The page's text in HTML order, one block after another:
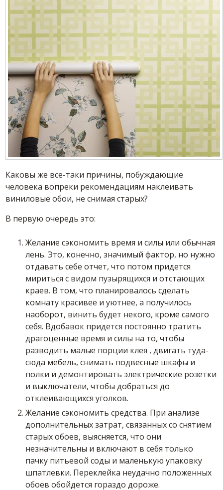
Каковы же все-таки причины, побуждающие
человека вопреки рекомендациям наклеивать
виниловыеобои, не снимая старых?
В первую очередь это:
Желание сэкономить время и силы или обычная
лень. Это, конечно, значимый фактор, но нужно
отдавать себе отчет, что потом придется
мириться с видом пузырящихся и отстающих
краев. В том, что планировалось сделать
комнату красивее и уютнее, а получилось
наоборот, винить будет некого, кроме самого
себя. Вдобавок придется постоянно тратить
драгоценные время и силы на то, чтобы
разводить малые порции клея , двигать туда-
сюда мебель, снимать подвесные шкафы и
полки и демонтировать электрические розетки
и выключатели, чтобы добраться до
отклеивающихся уголков.
Желание сэкономить средства. При анализе
дополнительных затрат, связанных со снятием
старых обоев, выясняется, что они
незначительны и включают в себя только
пачку питьевой соды и маленькую упаковку
шпатлевки. Переклейка неудачно положенных
обоев обойдется гораздо дороже.